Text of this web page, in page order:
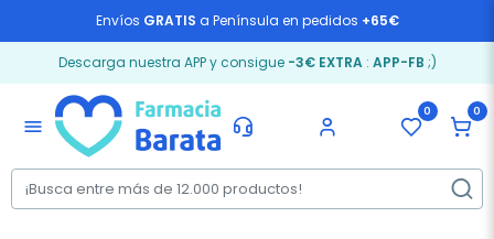
Envíos GRATIS a Península en pedidos +65€
Descarga nuestra APP y consigue -3€ EXTRA: APP-FB ;)
menu
0 0